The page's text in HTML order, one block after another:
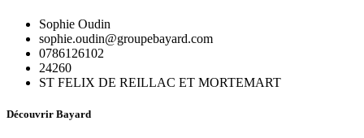
Sophie Oudin
sophie.oudin@groupebayard.com
0786126102
24260
ST FELIX DE REILLAC ET MORTEMART
Découvrir Bayard